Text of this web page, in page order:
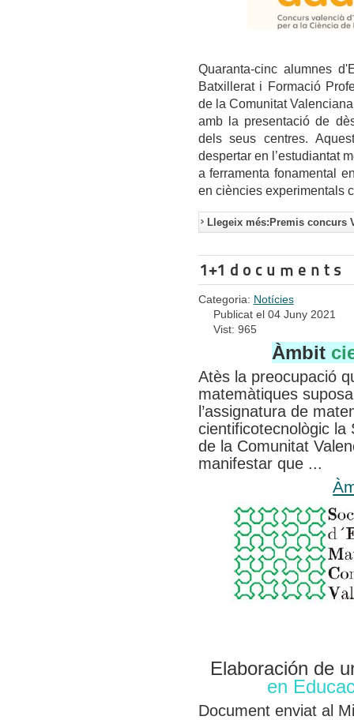
Quaranta-cinc alumnes
Batxillerat i Formació
de la Comunitat
amb la presentació de
dels seus centres.
despertar en l’estudiantat
a ferramenta fonamental
en ciències experimentals
Llegeix més:Premis concurs
1+1 d o c u m e n t s
Categoria: Notícies
Publicat el 04 Juny 2021
Vist: 965
Àmbit
Atès la preocupació
matemàtiques
l’assignatura de
cientificotecnològic la
de la Comunitat
manifestar que ...
Elaboración de
en
Document enviat al